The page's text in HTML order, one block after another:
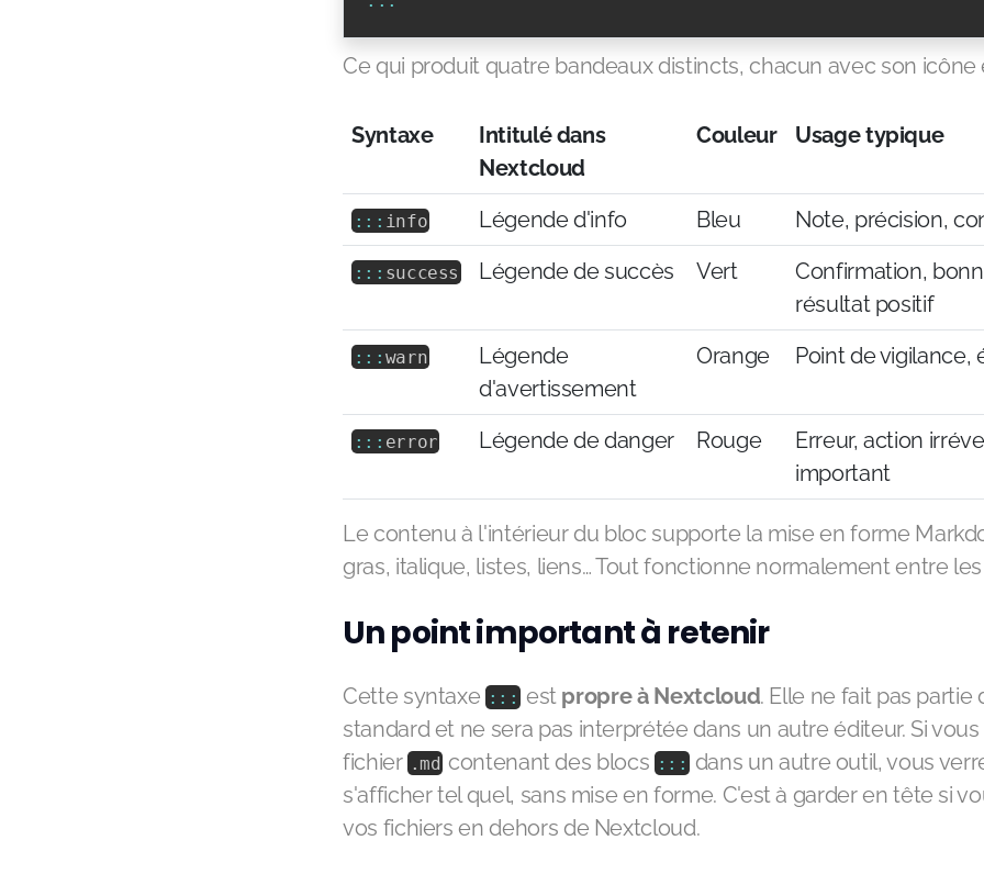
Ce qui produit quatre bandeaux distincts, chacun avec son icône
Syntaxe
Intitulé dans
Nextcloud
Couleur Usage typique
: : : info Légende d'info Bleu Note, précision,
: : : success Légende de succès Vert
Confirmation,
résultat positif
: : : warn
Légende
d'avertissement
Orange Point de vigilance,
: : : error Légende de danger Rouge
Erreur, action
important
Le contenu à l'intérieur du bloc supporte la mise en forme
gras, italique, listes, liens… Tout fonctionne normalement entre
Un point important à retenir
Cette syntaxe : : : est propre à Nextcloud. Elle ne fait pas partie
standard et ne sera pas interprétée dans un autre éditeur. Si
fichier . md contenant des blocs : : : dans un autre outil, vous
s'afficher tel quel, sans mise en forme. C'est à garder en tête si
vos fichiers en dehors de Nextcloud.